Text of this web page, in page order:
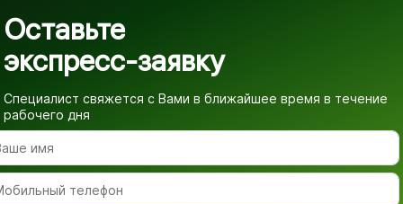
Оставьте
экспресс-заявку
Специалист свяжется с Вами в ближайшее время в течение
рабочего дня